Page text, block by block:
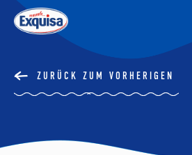
ZURÜCK ZUM VORHERIGEN